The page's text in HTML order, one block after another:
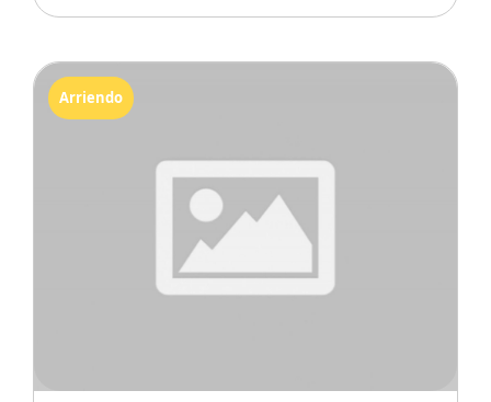
Arriendo